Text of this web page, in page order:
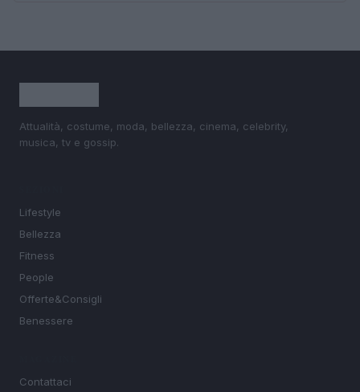
Attualità, costume, moda, bellezza, cinema, celebrity,
musica, tv e gossip.
Lifestyle
Bellezza
Fitness
People
Offerte&Consigli
Benessere
Contattaci